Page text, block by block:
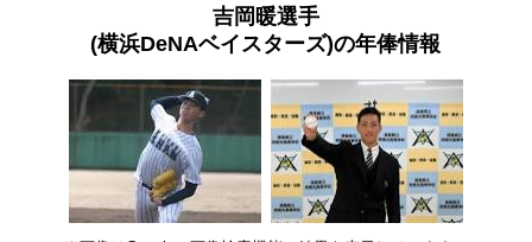
吉岡暖選手
(横浜DeNAベイスターズ)の年俸情報